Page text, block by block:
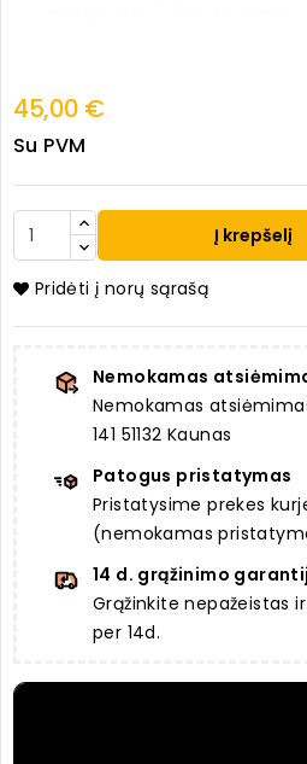
45,00 €
Su PVM
Į krepšelį
Pridėti į norų sąrašą
Nemokamas
Nemokamas
141 51132 Kaunas
Patogus pristatymas
Pristatysime prekes
(nemokamas
14 d. grąžinimo
Grąžinkite nepažeistas
per 14d.